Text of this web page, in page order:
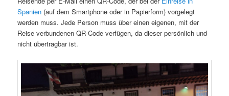
Spanien (auf dem Smartphone oder in Papierform) vorgelegt
werden muss. Jede Person muss über einen eigenen, mit der
Reise verbundenen QR-Code verfügen, da dieser persönlich und
nicht übertragbar ist.